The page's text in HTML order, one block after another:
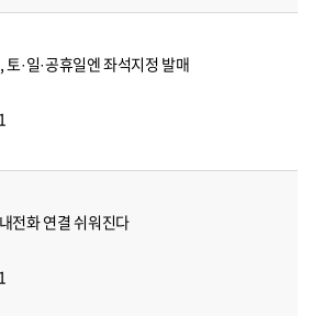
토·일·공휴일엔 좌석지정 발매
전화 연결 쉬워진다